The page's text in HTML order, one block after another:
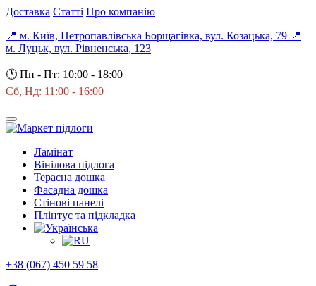
Доставка Статті Про компанію
📍 м. Київ, Петропавлівська Борщагівка, вул. Козацька, 79 📍
м. Луцьк, вул. Рівненська, 123
🕐 Пн - Пт: 10:00 - 18:00
Сб, Нд: 11:00 - 16:00
Ламінат
Вінілова підлога
Терасна дошка
Фасадна дошка
Стінові панелі
Плінтус та підкладка
+38 (067) 450 59 58